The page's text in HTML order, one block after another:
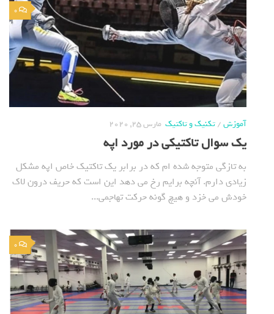
0
آموزش/تکنیک و تاکتیک مارس 25, 2020
یک سوال تاکتیکی در مورد اپه
به تازگی متوجه شده ام که در برابر یک تاکتیک خاص اپه مشکل
زیادی دارم. آنچه برایم رخ می دهد این است که حریف درون لاک
خودش می خزد و هیچ گونه حرکت تهاجمی...
0